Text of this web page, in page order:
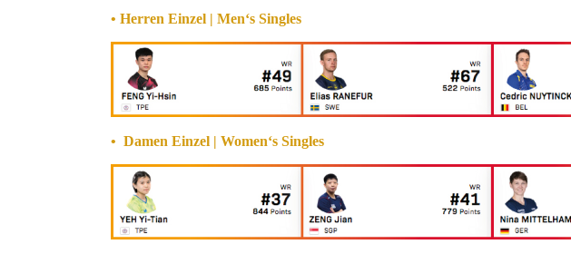
• Herren Einzel | Men‘s Singles
• Damen Einzel | Women‘s Singles